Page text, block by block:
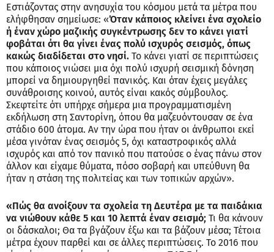
Εστιάζοντας στην ανησυχία του κόσμου μετά τα μέτρα που
ελήφθησαν σημείωσε: «Όταν κάποιος κλείνει ένα σχολείο
ή έναν χώρο μαζικής συγκέντρωσης δεν το κάνει γιατί
φοβάται ότι θα γίνει ένας πολύ ισχυρός σεισμός, όπως
κακώς διαδίδεται στο νησί. Το κάνει γιατί σε περιπτώσεις
που κάποιος νιώσει μια όχι πολύ ισχυρή σεισμική δόνηση
μπορεί να δημιουργηθεί πανικός. Και όταν έχεις μεγάλες
συνάθροισης κοινού, αυτός είναι κακός σύμβουλος.
Σκεφτείτε ότι υπήρχε σήμερα μια προγραμματισμένη
εκδήλωση στη Σαντορίνη, όπου θα μαζευόντουσαν σε ένα
στάδιο 600 άτομα. Αν την ώρα που ήταν οι άνθρωποι εκεί
μέσα γινόταν ένας σεισμός 5, όχι καταστροφικός αλλά
ισχυρός και από τον πανικό που πατούσε ο ένας πάνω στον
άλλον και είχαμε θύματα, πόσο σοβαρή και υπεύθυνη θα
ήταν η στάση της πολιτείας και των τοπικών αρχών».
«Πώς θα ανοίξουν τα σχολεία τη Δευτέρα με τα παιδάκια
να νιώθουν κάθε 5 και 10 λεπτά έναν σεισμό; Τι θα κάνουν
οι δάσκαλοι; Θα τα βγάζουν έξω και τα βάζουν μέσα; Τέτοια
μέτρα έχουν παρθεί και σε άλλες περιπτώσεις. Το 2016 που